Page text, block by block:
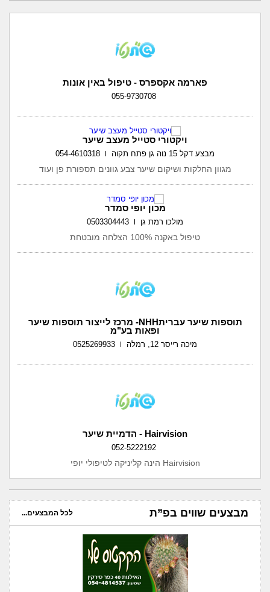
פארמה אקספרס - טיפול באין אונות
055-9730708
ויקטורי סטייל מעצב שיער
מבצע דקל 15 נוה גן פתח תקוה 054-4610318
מגוון החלקות ושיקום שיער צבע גוונים תספורת פן ועוד
מכון יופי סמדר
מולכו רמת גן 0503304443
טיפול באקנה 100% הצלחה מובטחת
תוספות שיער עבריתNHH- מרכז לייצור תוספות שיער
ופאות בע"מ
מיכה רייסר 12, רמלה 0525269933
Hairvision - הדמיית שיער
052-5222192
Hairvision הינה קליניקה לטיפולי יופי
מבצעים שווים בפ”ת לכל המבצעים...